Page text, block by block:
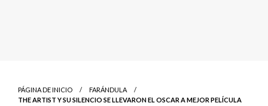
PÁGINA DE INICIO
FARÁNDULA
THE ARTIST Y SU SILENCIO SE LLEVARON EL OSCAR A MEJOR PELÍCULA